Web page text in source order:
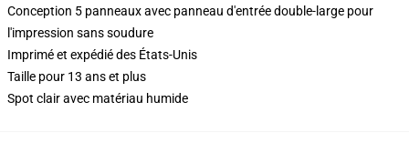
Conception 5 panneaux avec panneau d'entrée double-large pour
l'impression sans soudure
Imprimé et expédié des États-Unis
Taille pour 13 ans et plus
Spot clair avec matériau humide